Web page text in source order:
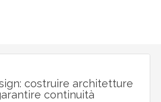
costruire architetture
continuità